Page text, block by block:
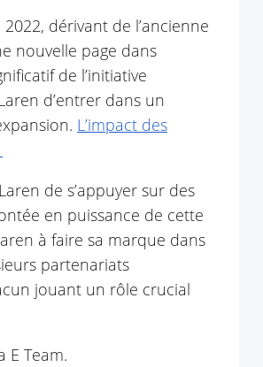
dérivant de l’ancienne
nouvelle page dans
de l’initiative
d’entrer dans un
L’impact des
de s’appuyer sur des
en puissance de cette
à faire sa marque dans
partenariats
jouant un rôle crucial
E Team.